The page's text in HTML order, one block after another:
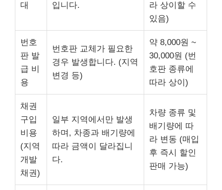
대
입니다.
라 상이할 수
있음)
번호
판 발
급 비
용
번호판 교체가 필요한
경우 발생합니다. (지역
변경 등)
약 8,000원 ~
30,000원 (번
호판 종류에
따라 상이)
채권
구입
비용
(지역
개발
채권)
일부 지역에서만 발생
하며, 차종과 배기량에
따라 금액이 달라집니
다.
차량 종류 및
배기량에 따
라 변동 (매입
후 즉시 할인
판매 가능)